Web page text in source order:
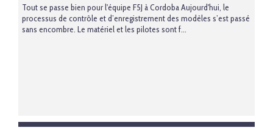
Tout se passe bien pour l'équipe F5J à Cordoba Aujourd'hui, le
processus de contrôle et d’enregistrement des modèles s’est passé
sans encombre. Le matériel et les pilotes sont f...